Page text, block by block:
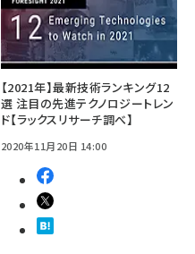
【2021年】最新技術ランキング12
選 注目の先進テクノロジートレン
ド【ラックスリサーチ調べ】
2020年11月20日 14:00